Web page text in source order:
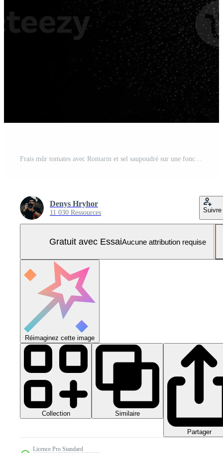
Frais mûr tomates avec Romarin et sel saupoudré sur une foncé surface, représentant Urbain ferme prime. Photo Pro
Denys Hryhor
11 030 Ressources Suivre
Gratuit avec EssaiAucune attribution requise
Réimaginez cette image
Collection Similaire
Partager
Licence Pro Standard